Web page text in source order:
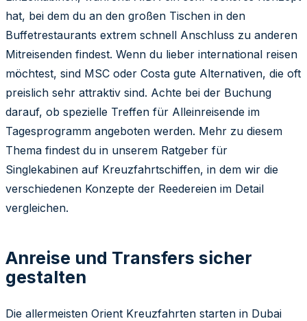
hat, bei dem du an den großen Tischen in den
Buffetrestaurants extrem schnell Anschluss zu anderen
Mitreisenden findest. Wenn du lieber international reisen
möchtest, sind MSC oder Costa gute Alternativen, die oft
preislich sehr attraktiv sind. Achte bei der Buchung
darauf, ob spezielle Treffen für Alleinreisende im
Tagesprogramm angeboten werden. Mehr zu diesem
Thema findest du in unserem Ratgeber für
Singlekabinen auf Kreuzfahrtschiffen, in dem wir die
verschiedenen Konzepte der Reedereien im Detail
vergleichen.
Anreise und Transfers sicher
gestalten
Die allermeisten Orient Kreuzfahrten starten in Dubai